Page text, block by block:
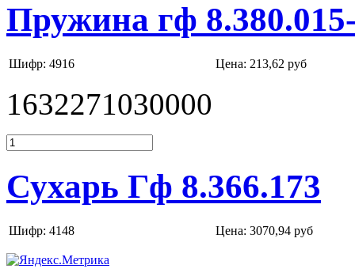
Пружина гф
Шифр: 4916 Цена: 213,62 руб
1632271030000
Сухарь Гф 8.366.173
Шифр: 4148 Цена: 3070,94 руб